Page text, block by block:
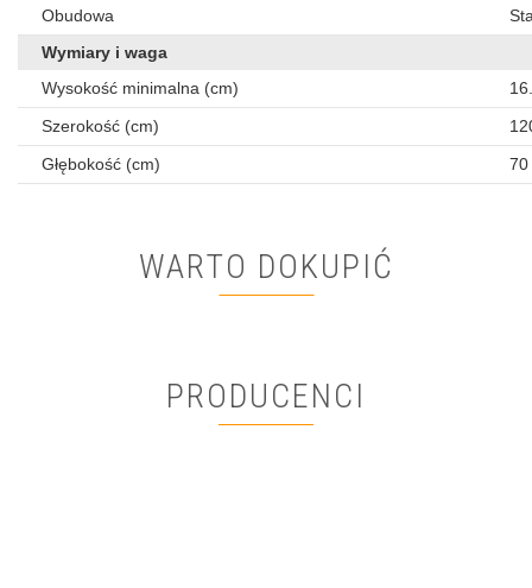
Obudowa
Wymiary i waga
Wysokość minimalna (cm)
Szerokość (cm)
Głębokość (cm)
70
WARTO DOKUPIĆ
PRODUCENCI